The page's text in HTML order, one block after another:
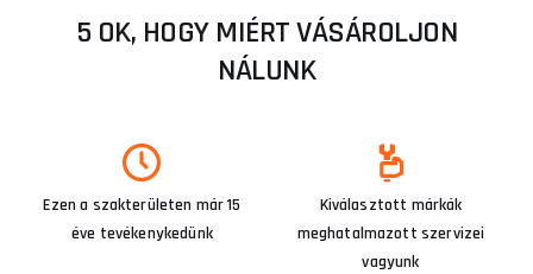
5 OK, HOGY MIÉRT VÁSÁROLJON
NÁLUNK
Ezen a szakterületen már 15
éve tevékenykedünk
Kiválasztott márkák
meghatalmazott szervizei
vagyunk